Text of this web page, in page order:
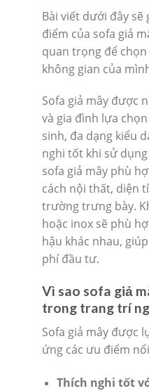
Bài viết dưới đây
điểm của sofa giả
quan trọng để
không gian của
Sofa giả mây được
và gia đình lựa
sinh, đa dạng kiểu
nghi tốt khi sử
sofa giả mây phù
cách nội thất, diện
trường trưng bày.
hoặc inox sẽ phù
hậu khác nhau,
phí đầu tư.
Vì sao sofa giả
trong trang trí
Sofa giả mây được
ứng các ưu điểm
Thích nghi tốt